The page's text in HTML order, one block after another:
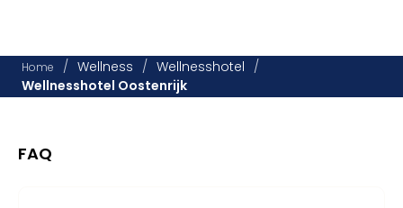
Home / Wellness / Wellnesshotel /
Wellnesshotel Oostenrijk
FAQ